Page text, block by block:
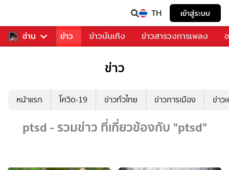
TH เข้าสู่ระบบ
อ่าน
คุณ กีฬา ข่าว ข่าวบันเทิง ข่าวสารวงการเพลง
ข่าว
หน้าแรก โควิด-19 ข่าวทั่วไทย ข่าวการเมือง ข่าว
ptsd - รวมข่าว ที่เกี่ยวข้องกับ "ptsd"